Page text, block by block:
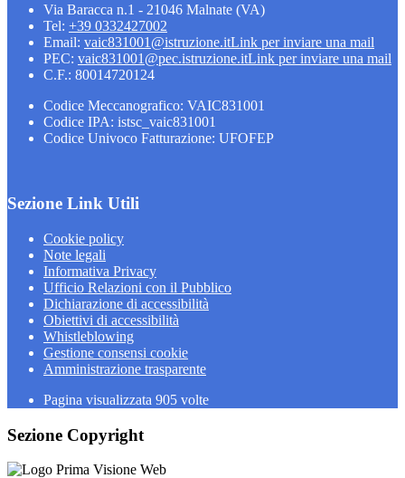
Via Baracca n.1 - 21046 Malnate (VA)
Tel: +39 0332427002
Email: vaic831001@istruzione.itLink per inviare una mail
PEC: vaic831001@pec.istruzione.itLink per inviare una mail
C.F.: 80014720124
Codice Meccanografico: VAIC831001
Codice IPA: istsc_vaic831001
Codice Univoco Fatturazione: UFOFEP
Sezione Link Utili
Cookie policy
Note legali
Informativa Privacy
Ufficio Relazioni con il Pubblico
Dichiarazione di accessibilità
Obiettivi di accessibilità
Whistleblowing
Gestione consensi cookie
Amministrazione trasparente
Pagina visualizzata 905 volte
Sezione Copyright